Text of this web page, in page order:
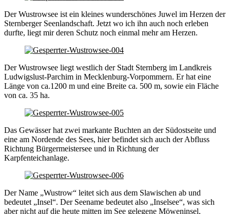
Der Wustrowsee ist ein kleines wunderschönes Juwel im Herzen der
Sternberger Seenlandschaft. Jetzt wo ich ihn auch noch erleben
durfte, liegt mir deren Schutz noch einmal mehr am Herzen.
Der Wustrowsee liegt westlich der Stadt Sternberg im Landkreis
Ludwigslust-Parchim in Mecklenburg-Vorpommern. Er hat eine
Länge von ca.1200 m und eine Breite ca. 500 m, sowie ein Fläche
von ca. 35 ha.
Das Gewässer hat zwei markante Buchten an der Südostseite und
eine am Nordende des Sees, hier befindet sich auch der Abfluss
Richtung Bürgermeistersee und in Richtung der
Karpfenteichanlage.
Der Name „Wustrow“ leitet sich aus dem Slawischen ab und
bedeutet „Insel“. Der Seename bedeutet also „Inselsee“, was sich
aber nicht auf die heute mitten im See gelegene Möweninsel,